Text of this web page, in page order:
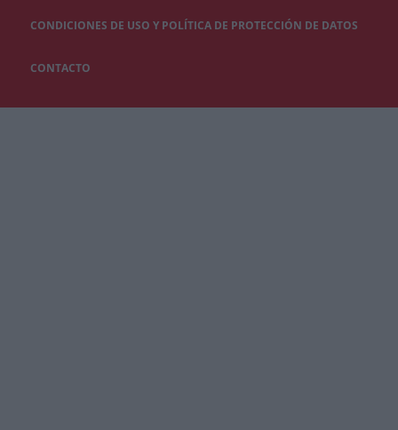
CONDICIONES DE USO Y POLÍTICA DE PROTECCIÓN DE DATOS
CONTACTO